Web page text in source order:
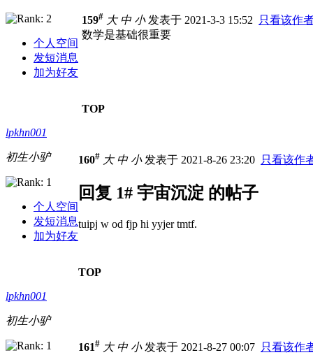
个人空间
发短消息
加为好友
159# 大 中 小发表于 2021-3-3 15:52
只看该作
数学是基础很重要
TOP
lpkhn001
初生小驴
个人空间
发短消息
加为好友
160# 大 中 小发表于 2021-8-26 23:20 只看该作
回复 1# 宇宙沉淀 的帖子
tuipj w od fjp hi yyjer tmtf.
TOP
lpkhn001
初生小驴
161# 大 中 小发表于 2021-8-27 00:07 只看该作